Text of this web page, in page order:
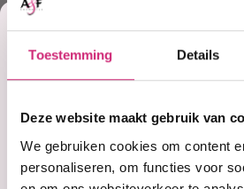
Toestemming Details
Deze website maakt gebruik van
We gebruiken cookies om content
personaliseren, om functies voor
op je
eerste